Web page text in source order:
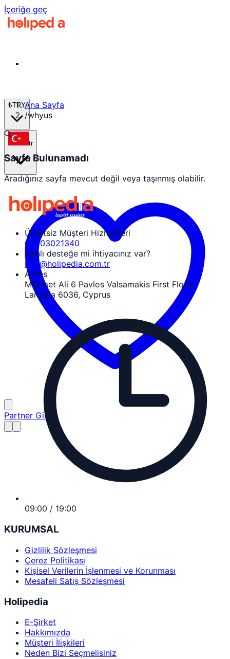
İçeriğe geç
₺TRY
tr
Partner Girişi
Ana Sayfa
/whyus
🔍
Sayfa Bulunamadı
Aradığınız sayfa mevcut değil veya taşınmış olabilir.
Ücretsiz Müşteri Hizmetleri
08503021340
Canlı desteğe mi ihtiyacınız var?
info@holipedia.com.tr
Adres
Mehmet Ali 6 Pavlos Valsamakis First Floor,
Larnaca 6036, Cyprus
09:00 / 19:00
KURUMSAL
Gizlilik Sözleşmesi
Çerez Politikası
Kişisel Verilerin İşlenmesi ve Korunması
Mesafeli Satış Sözleşmesi
Holipedia
E-Şirket
Hakkımızda
Müşteri İlişkileri
Neden Bizi Seçmelisiniz